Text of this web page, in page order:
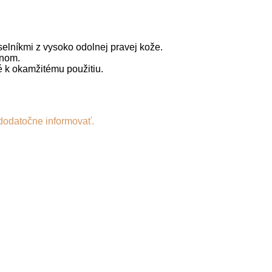
z vysoko odolnej pravej kože.
k okamžitému použitiu.
informovať.